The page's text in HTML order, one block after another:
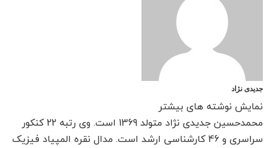
جدیدی نژاد
نمایش نوشته های بیشتر
محمدحسین جدیدی نژاد متولد 1369 است. وی رتبه 22 کنکور
سراسری و 46 کارشناسی ارشد است. مدال نقره المپیاد فیزیک